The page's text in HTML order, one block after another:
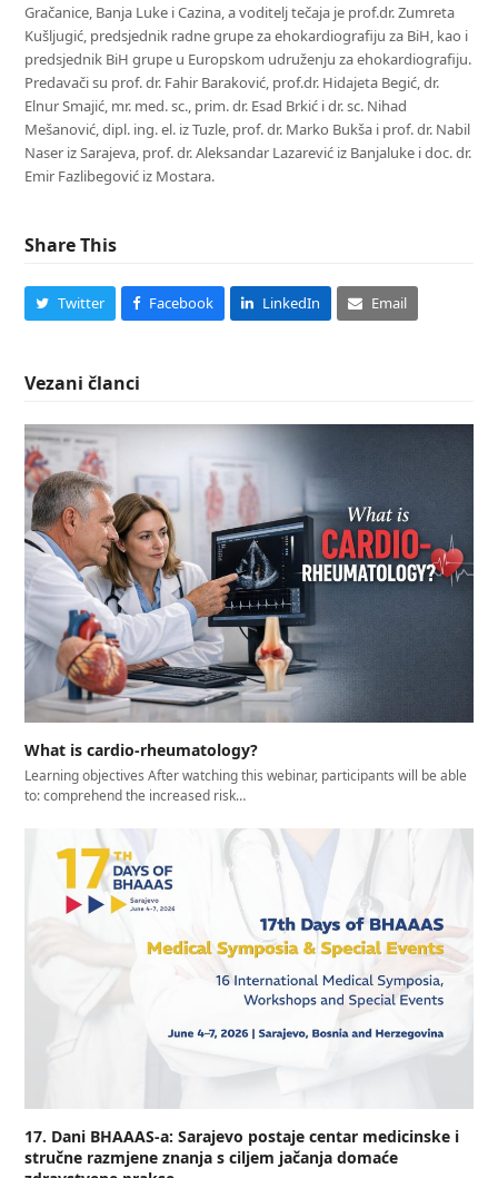
Gračanice, Banja Luke i Cazina, a voditelj tečaja je prof.dr. Zumreta
Kušljugić, predsjednik radne grupe za ehokardiografiju za BiH, kao i
predsjednik BiH grupe u Europskom udruženju za ehokardiografiju.
Predavači su prof. dr. Fahir Baraković, prof.dr. Hidajeta Begić, dr.
Elnur Smajić, mr. med. sc., prim. dr. Esad Brkić i dr. sc. Nihad
Mešanović, dipl. ing. el. iz Tuzle, prof. dr. Marko Bukša i prof. dr. Nabil
Naser iz Sarajeva, prof. dr. Aleksandar Lazarević iz Banjaluke i doc. dr.
Emir Fazlibegović iz Mostara.
Share This
Twitter Facebook LinkedIn Email
Vezani članci
What is cardio-rheumatology?
Learning objectives After watching this webinar, participants will be able
to: comprehend the increased risk…
17. Dani BHAAAS-a: Sarajevo postaje centar medicinske i
stručne razmjene znanja s ciljem jačanja domaće